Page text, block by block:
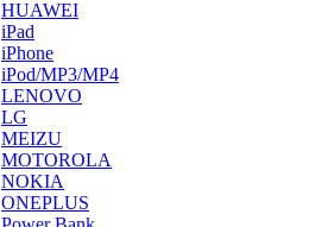
HUAWEI
iPad
iPhone
iPod/MP3/MP4
LENOVO
LG
MEIZU
MOTOROLA
NOKIA
ONEPLUS